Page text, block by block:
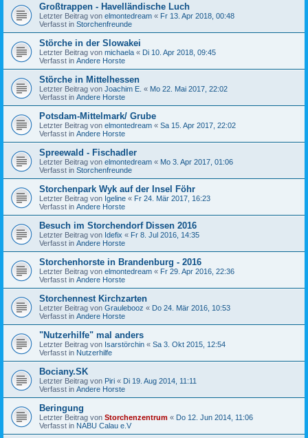
Großtrappen - Havelländische Luch
Letzter Beitrag von elmontedream « Fr 13. Apr 2018, 00:48
Verfasst in Storchenfreunde
Störche in der Slowakei
Letzter Beitrag von michaela « Di 10. Apr 2018, 09:45
Verfasst in Andere Horste
Störche in Mittelhessen
Letzter Beitrag von Joachim E. « Mo 22. Mai 2017, 22:02
Verfasst in Andere Horste
Potsdam-Mittelmark/ Grube
Letzter Beitrag von elmontedream « Sa 15. Apr 2017, 22:02
Verfasst in Andere Horste
Spreewald - Fischadler
Letzter Beitrag von elmontedream « Mo 3. Apr 2017, 01:06
Verfasst in Storchenfreunde
Storchenpark Wyk auf der Insel Föhr
Letzter Beitrag von Igeline « Fr 24. Mär 2017, 16:23
Verfasst in Andere Horste
Besuch im Storchendorf Dissen 2016
Letzter Beitrag von Idefix « Fr 8. Jul 2016, 14:35
Verfasst in Andere Horste
Storchenhorste in Brandenburg - 2016
Letzter Beitrag von elmontedream « Fr 29. Apr 2016, 22:36
Verfasst in Andere Horste
Storchennest Kirchzarten
Letzter Beitrag von Graulebooz « Do 24. Mär 2016, 10:53
Verfasst in Andere Horste
"Nutzerhilfe" mal anders
Letzter Beitrag von Isarstörchin « Sa 3. Okt 2015, 12:54
Verfasst in Nutzerhilfe
Bociany.SK
Letzter Beitrag von Piri « Di 19. Aug 2014, 11:11
Verfasst in Andere Horste
Beringung
Letzter Beitrag von Storchenzentrum « Do 12. Jun 2014, 11:06
Verfasst in NABU Calau e.V